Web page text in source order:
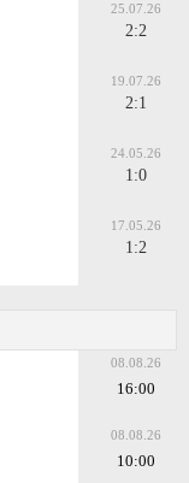
25.07.26
2:2
19.07.26
2:1
24.05.26
1:0
17.05.26
1:2
08.08.26
16:00
08.08.26
10:00